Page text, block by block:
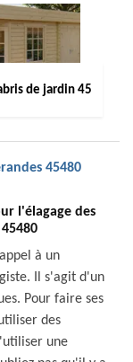
de jardin 45
45480
l'élagage des
à un
Il s'agit d'un
Pour faire ses
des
une